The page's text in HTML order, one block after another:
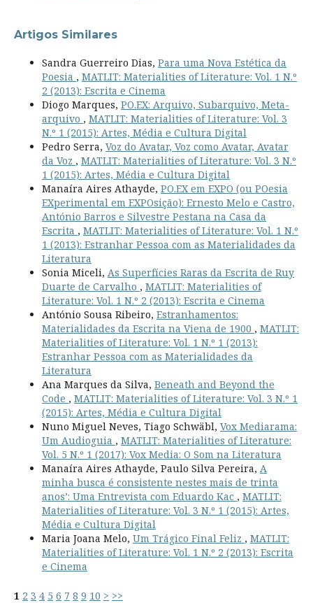
Artigos Similares
Sandra Guerreiro Dias, Para uma Nova Estética da
Poesia , MATLIT: Materialities of Literature: Vol. 1 N.º
2 (2013): Escrita e Cinema
Diogo Marques, PO.EX: Arquivo, Subarquivo, Meta-
arquivo , MATLIT: Materialities of Literature: Vol. 3
N.º 1 (2015): Artes, Média e Cultura Digital
Pedro Serra, Voz do Avatar, Voz como Avatar, Avatar
da Voz , MATLIT: Materialities of Literature: Vol. 3 N.º
1 (2015): Artes, Média e Cultura Digital
Manaíra Aires Athayde, PO.EX em EXPO (ou POesia
EXperimental em EXPOsição): Ernesto Melo e Castro,
António Barros e Silvestre Pestana na Casa da
Escrita , MATLIT: Materialities of Literature: Vol. 1 N.º
1 (2013): Estranhar Pessoa com as Materialidades da
Literatura
Sonia Miceli, As Superfícies Raras da Escrita de Ruy
Duarte de Carvalho , MATLIT: Materialities of
Literature: Vol. 1 N.º 2 (2013): Escrita e Cinema
António Sousa Ribeiro, Estranhamentos:
Materialidades da Escrita na Viena de 1900 , MATLIT:
Materialities of Literature: Vol. 1 N.º 1 (2013):
Estranhar Pessoa com as Materialidades da
Literatura
Ana Marques da Silva, Beneath and Beyond the
Code , MATLIT: Materialities of Literature: Vol. 3 N.º 1
(2015): Artes, Média e Cultura Digital
Nuno Miguel Neves, Tiago Schwäbl, Vox Mediarama:
Um Audioguia , MATLIT: Materialities of Literature:
Vol. 5 N.º 1 (2017): Vox Media: O Som na Literatura
Manaíra Aires Athayde, Paulo Silva Pereira, A
minha busca é consistente nestes mais de trinta
anos’: Uma Entrevista com Eduardo Kac , MATLIT:
Materialities of Literature: Vol. 3 N.º 1 (2015): Artes,
Média e Cultura Digital
Maria Joana Melo, Um Trágico Final Feliz , MATLIT:
Materialities of Literature: Vol. 1 N.º 2 (2013): Escrita
e Cinema
1 2 3 4 5 6 7 8 9 10 > >>